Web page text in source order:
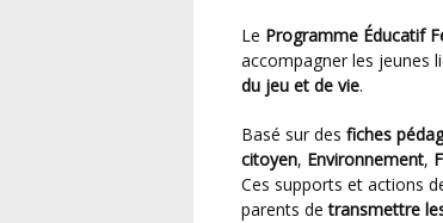
Le Programme Éducatif
accompagner les jeunes
du jeu et de vie.
Basé sur des fiches
citoyen, Environnement,
Ces supports et actions
parents detransmettre